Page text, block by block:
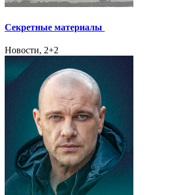
Секретные материалы
Новости, 2+2